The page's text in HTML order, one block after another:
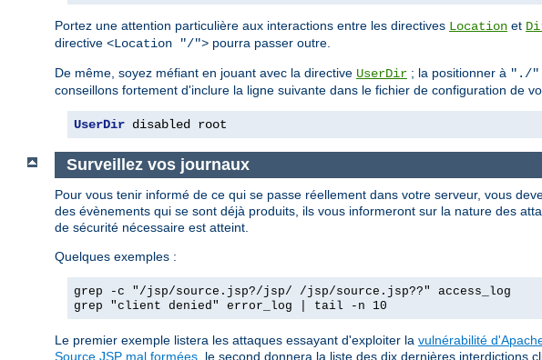
Portez une attention particulière aux interactions entre les directives Location et
directive <Location "/"> pourra passer outre.
De même, soyez méfiant en jouant avec la directive UserDir ; la positionner à "./"
conseillons fortement d'inclure la ligne suivante dans le fichier de configuration de
UserDir disabled root
Surveillez vos journaux
Pour vous tenir informé de ce qui se passe réellement dans votre serveur, vous
des évènements qui se sont déjà produits, ils vous informeront sur la nature des
de sécurité nécessaire est atteint.
Quelques exemples :
grep -c "/jsp/source.jsp?/jsp/ /jsp/source.jsp??" access_log
grep "client denied" error_log | tail -n 10
Le premier exemple listera les attaques essayant d'exploiter la vulnérabilité
Source.JSP mal formées , le second donnera la liste des dix dernières interdictions